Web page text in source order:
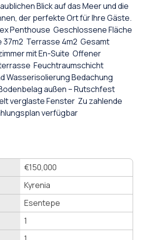
Blick auf das Meer und die
der perfekte Ort für Ihre Gäste.
Penthouse Geschlossene Fläche
Terrasse 4m2 Gesamt
mit En-Suite Offener
Feuchtraumschicht
Wasserisolierung Bedachung
außen – Rutschfest
verglaste Fenster Zu zahlende
verfügbar
€150,000
Kyrenia
Esentepe
1